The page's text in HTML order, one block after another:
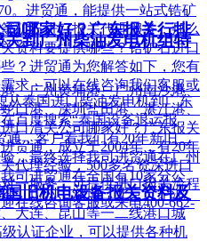
哪家好？广东报关行排
、广州黄埔港、广州南沙港、
口港、深圳盐田港、湛江港、
口清关公司哪家好？广东报关
贸通，成立于2004年，有20年
代理经验，500多名资深进口
一服务，可提供进口报关流程
在线咨询客服或来电400-662-
。进贸通，能提供一站式锆矿
矿石进口报关代理服务，那么
资料要提供哪些？锆矿石进口
？进贸通为您解答如下，您有
求，可以在线咨询我们客服或
旧机电设备报关资料及
到广州柴油发电机组特
从泰国进口柴油发电机到广东
百度搜索“泰国设备退运报
通，客户看我们有20年新旧二
，最终选择我司进贸通在广州
司进贸通在全国有10家分公
、广州、深圳、北京、宁波、
大连、昆山等一二线港口城
认证企业，可以提供各种机